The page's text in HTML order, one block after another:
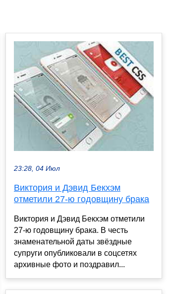
23:28, 04 Июл
Виктория и Дэвид Бекхэм
отметили 27-ю годовщину брака
Виктория и Дэвид Бекхэм отметили
27-ю годовщину брака. В честь
знаменательной даты звёздные
супруги опубликовали в соцсетях
архивные фото и поздравил...